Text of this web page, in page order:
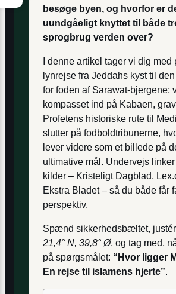
besøge byen, og hvorfor er
uundgåeligt knyttet til både
sprogbrug verden over?
I denne artikel tager vi dig med
lynrejse fra Jeddahs kyst til den
for foden af Sarawat-bjergene;
kompasset ind på Kabaen,
Profetens historiske rute til
slutter på fodboldtribunerne,
lever videre som et billede på
ultimative mål. Undervejs
kilder – Kristeligt Dagblad,
Ekstra Bladet – så du både får
perspektiv.
Spænd sikkerhedsbæltet, justér
21,4° N, 39,8° Ø, og tag med,
på spørgsmålet: “Hvor ligger
En rejse til islamens hjerte”.